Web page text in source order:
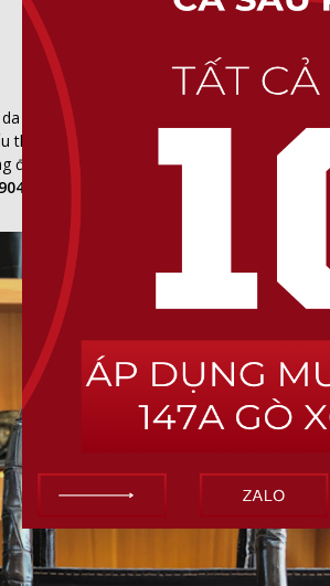
cá sấu thật, giá tốt nhất. Tại shop luôn có
thật 100%
đẹp cùng túi giấy sang trọng. Khách hàng